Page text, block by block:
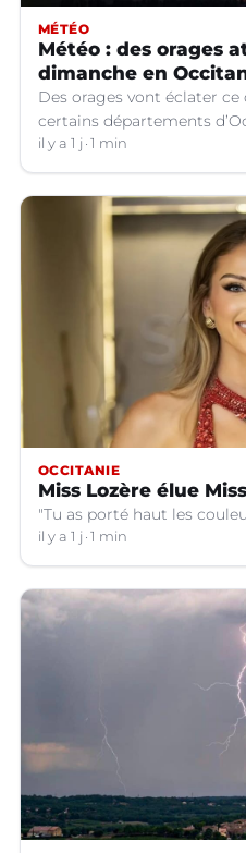
MÉTÉO
Météo : des orages
dimanche en
Des orages vont éclater
certains départements
il y a 1 j 1 min
OCCITANIE
Miss Lozère élue
"Tu as porté haut les
il y a 1 j 1 min